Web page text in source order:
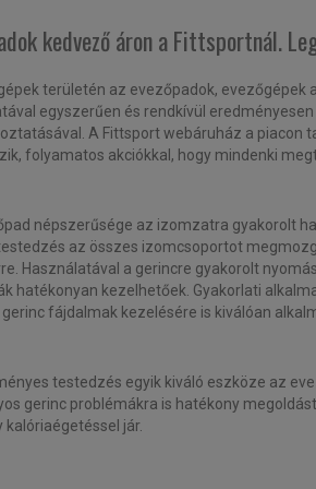
a teljes testet. A sérülésektől
fókuszt, az evezőtechnika lehető
koncentrálni és fegyelmezni magukat,
kedvező áron a Fittsportnál.
területén az evezőpadok,
egyszerűen és rendkívül
A Fittsport webáruház a piacon
folyamatos akciókkal, hogy mindenki
népszerűsége az izomzatra gyakorolt
az összes izomcsoportot
Használatával a gerincre gyakorolt
hatékonyan kezelhetőek. Gyakorlati
fájdalmak kezelésére is kiválóan
testedzés egyik kiváló eszköze az
gerinc problémákra is hatékony
kalóriaégetéssel jár.